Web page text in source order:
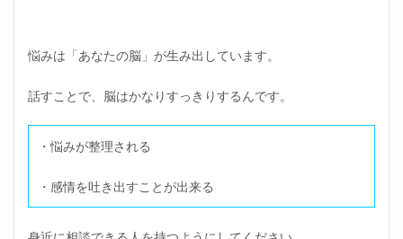
悩みは「あなたの脳」が生み出しています。
話すことで、脳はかなりすっきりするんです。
・悩みが整理される
・感情を吐き出すことが出来る